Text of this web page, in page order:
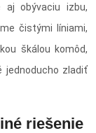
obývaciu izbu,
čistými líniami,
škálou komôd,
jednoducho zladiť
riešenie